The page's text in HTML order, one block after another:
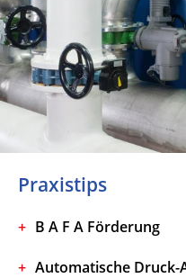
Praxistips
B A F A Förderung
Automatische Druck-